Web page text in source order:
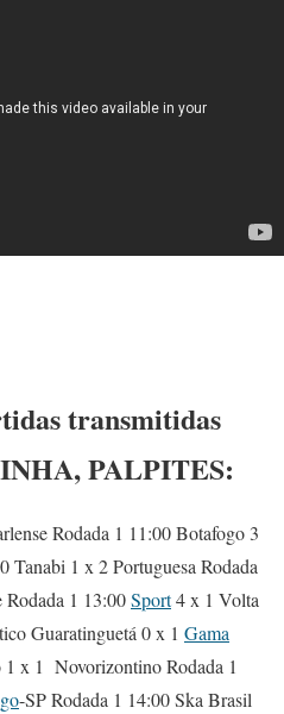
transmitidas
PALPITES:
Rodada 1 11:00 Botafogo 3
Tanabi 1 x 2 Portuguesa Rodada
1 13:00Sport4 x 1 Volta
Guaratinguetá 0 x 1 Gama
1 x 1 Novorizontino Rodada 1
-SP Rodada 1 14:00 Ska Brasil